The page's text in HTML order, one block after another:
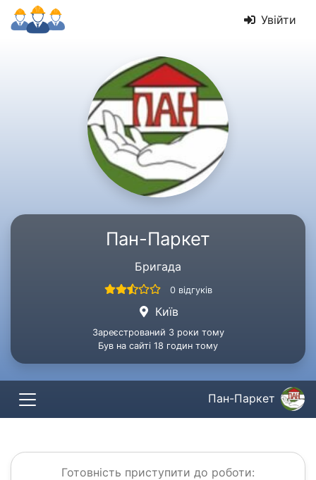
Увійти
Пан-Паркет
Бригада
0 відгуків
Київ
Зареєстрований 3 роки тому
Був на сайті 18 годин тому
Пан-Паркет
Готовність приступити до роботи: